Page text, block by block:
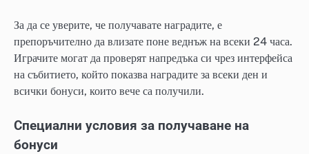
За да се уверите, че получавате наградите, е
препоръчително да влизате поне веднъж на всеки 24 часа.
Играчите могат да проверят напредъка си чрез интерфейса
на събитието, който показва наградите за всеки ден и
всички бонуси, които вече са получили.
Специални условия за получаване на
бонуси